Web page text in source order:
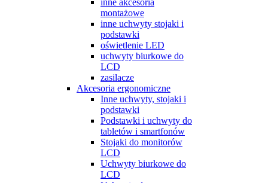
montażowe
inne uchwyty stojaki i
podstawki
oświetlenie LED
uchwyty biurkowe do
LCD
zasilacze
Akcesoria ergonomiczne
Inne uchwyty, stojaki i
podstawki
Podstawki i uchwyty do
tabletów i smartfonów
Stojaki do monitorów
LCD
Uchwyty biurkowe do
LCD